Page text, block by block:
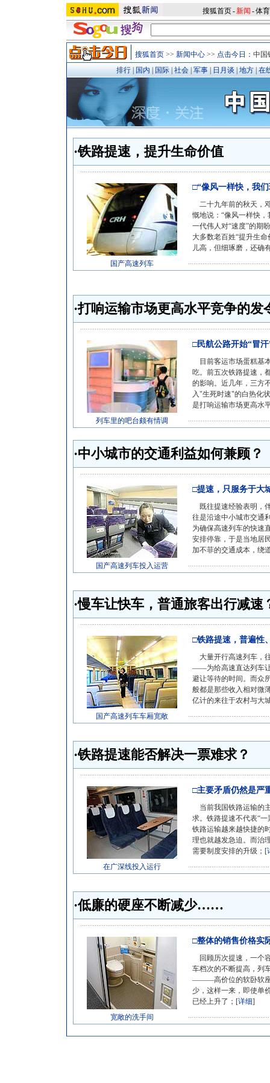
搜狐首页-新闻 -体育
搜狐首页>> 新闻中心>> 点击今日： 中国
排行
国内 国际 社会 军事 日月谈 地方 在
·铁路提速，提升生命价值
国产高速列车
□“像风一样快，我
二十九年前的秋天，
慨地说：“像风一样快
一代伟人对“速度”的
大多数老百姓“提升生
儿高，但细琢磨，还确
·打响运输市场更高水平竞争的发
列车里的吧台颇有情调
□民航公路开始“冒
目前客运市场蛋糕基
吃。前五次铁路提速，
的影响。近几年，三方
入"生死时速"的白热化
是打响运输市场更高水
·中小城市的交通利益如何兼顾？
国产高速列车投入运营
□提速，只服务于大
既往提速经验表明，
往是沿途中小城市交通
为确保高速列车的快速
安排停靠，于是当地居
加不菲的交通成本，绕
·慢车让快车，普通旅客出行减速
国产高速列车车厢宽敞
□铁路提速，普遍性
大量开行高速列车，
——为给高速直达列车
避让等待的时间。而众
般都是那些收入相对微
亿计的来往于农村与大
·铁路提速能否解决一票难求？
在广深线投入运行
□主要矛盾仍然是
当前我国铁路运输的
求。铁路提速不代表“
铁路运输越来越快捷的
理也就越发急迫。而治
需要制度安排的升级；[
·低廉的硬座不断减少……
宽敞的洗手间
□整体的销售价格
回顾历次提速，一个
车档次的不断提高，列
———高价位的软卧软座
少，这样一来，即使单
已经上升了；[详细]